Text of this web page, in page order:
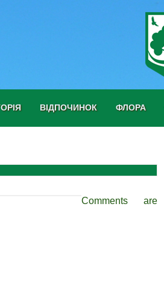
ВІДПОЧИНОК ФЛОРА
Comments are